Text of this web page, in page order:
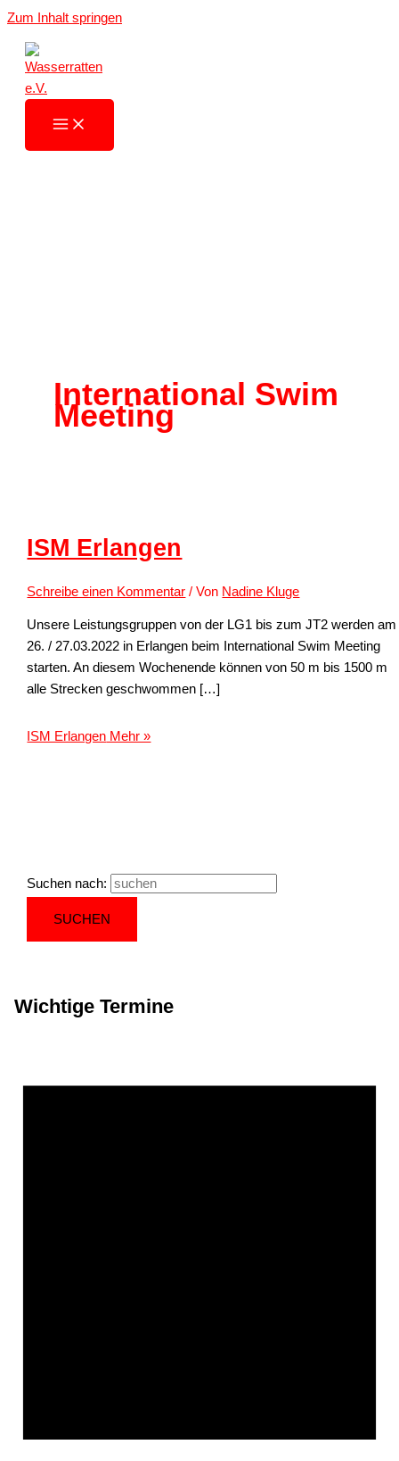
Zum Inhalt springen
International Swim
Meeting
ISM Erlangen
Schreibe einen Kommentar / Von Nadine Kluge
Unsere Leistungsgruppen von der LG1 bis zum JT2 werden am
26. / 27.03.2022 in Erlangen beim International Swim Meeting
starten. An diesem Wochenende können von 50 m bis 1500 m
alle Strecken geschwommen […]
ISM Erlangen Mehr »
Suchen nach:
Wichtige Termine